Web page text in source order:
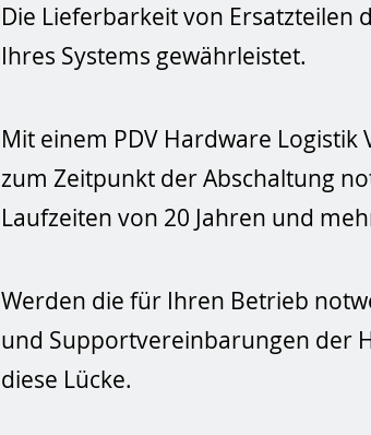
Die Lieferbarkeit von Ersatzteilen
Ihres Systems gewährleistet.
Mit einem PDV Hardware
zum Zeitpunkt der Abschaltung
Laufzeiten von 20 Jahren und
Werden die für Ihren Betrieb
und Supportvereinbarungen der
diese Lücke.